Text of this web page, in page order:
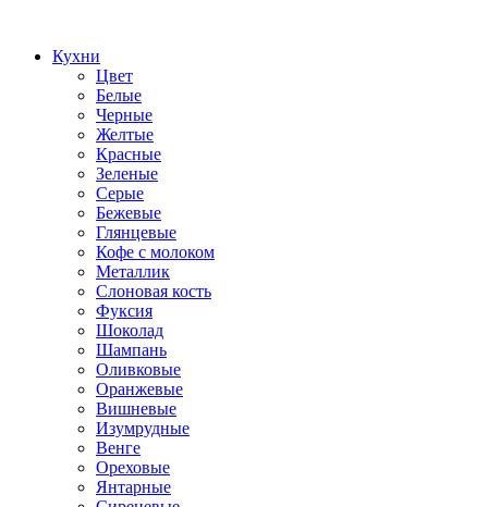
Кухни
Цвет
Белые
Черные
Желтые
Красные
Зеленые
Серые
Бежевые
Глянцевые
Кофе с молоком
Металлик
Слоновая кость
Фуксия
Шоколад
Шампань
Оливковые
Оранжевые
Вишневые
Изумрудные
Венге
Ореховые
Янтарные